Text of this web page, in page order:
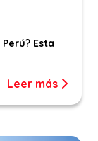
Esta
Leer más